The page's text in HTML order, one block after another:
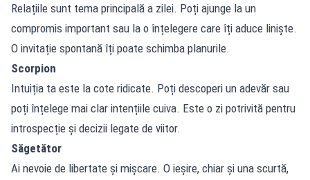
Relațiile sunt tema principală a zilei. Poți ajunge la un
compromis important sau la o înțelegere care îți aduce liniște.
O invitație spontană îți poate schimba planurile.
Scorpion
Intuiția ta este la cote ridicate. Poți descoperi un adevăr sau
poți înțelege mai clar intențiile cuiva. Este o zi potrivită pentru
introspecție și decizii legate de viitor.
Săgetător
Ai nevoie de libertate și mișcare. O ieșire, chiar și una scurtă,